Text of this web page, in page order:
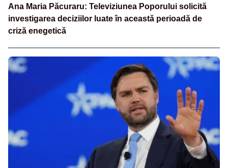
Ana Maria Păcuraru: Televiziunea Poporului solicită
investigarea deciziilor luate în această perioadă de
criză enegetică